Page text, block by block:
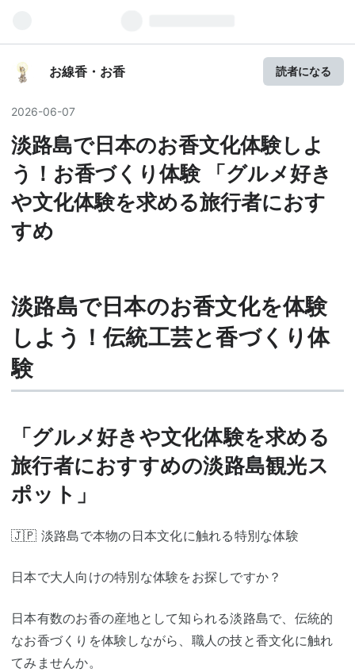
お線香・お香 読者になる
2026-06-07
淡路島で日本のお香文化体験しよ
う！お香づくり体験 「グルメ好き
や文化体験を求める旅行者におす
すめ
淡路島で日本のお香文化を体験
しよう！伝統工芸と香づくり体
験
「グルメ好きや文化体験を求める
旅行者におすすめの淡路島観光ス
ポット」
🇯🇵 淡路島で本物の日本文化に触れる特別な体験
日本で大人向けの特別な体験をお探しですか？
日本有数のお香の産地として知られる淡路島で、伝統的
なお香づくりを体験しながら、職人の技と香文化に触れ
てみませんか。